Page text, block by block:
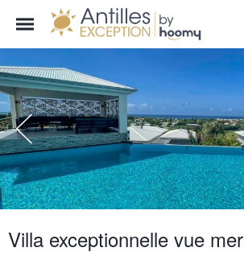
Villa exceptionnelle vue mer